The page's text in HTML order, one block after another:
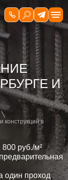
И
конструкций в
руб./м²
один проход